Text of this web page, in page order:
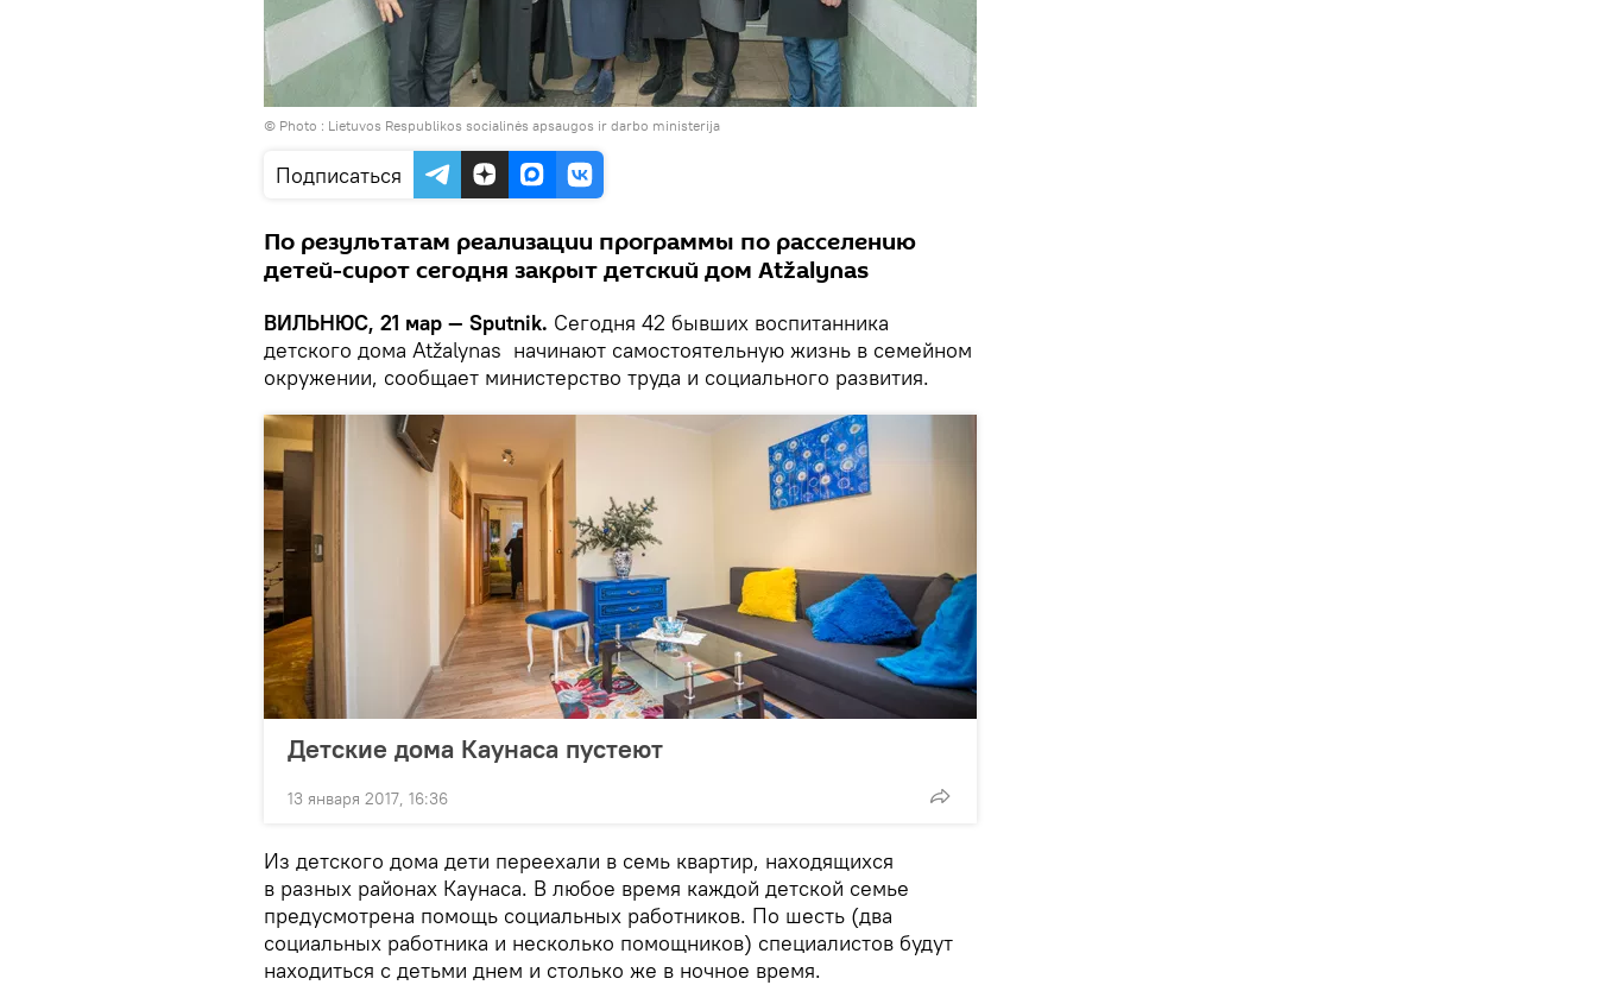
© Photo : Lietuvos Respublikos socialinės apsaugos ir darbo ministerija
Подписаться
По результатам реализации программы по расселению
детей-сирот сегодня закрыт детский дом Аtžalynas
ВИЛЬНЮС, 21 мар — Sputnik. Сегодня 42 бывших воспитанника
детского дома Atžalynas начинают самостоятельную жизнь в семейном
окружении, сообщает министерство труда и социального развития.
Детские дома Каунаса пустеют
13 января 2017, 16:36
Из детского дома дети переехали в семь квартир, находящихся
в разных районах Каунаса. В любое время каждой детской семье
предусмотрена помощь социальных работников. По шесть (два
социальных работника и несколько помощников) специалистов будут
находиться с детьми днем и столько же в ночное время.